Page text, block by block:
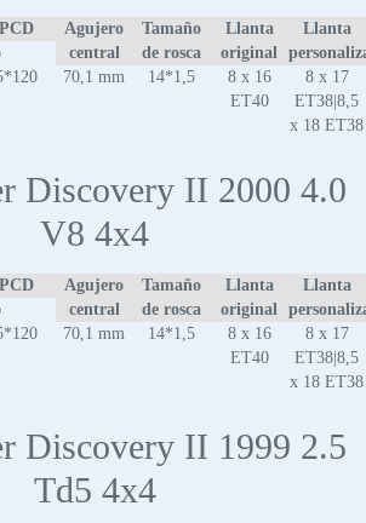
PCD
Agujero
central
Tamaño
de rosca
Llanta
original
Llanta
70,1 mm 14*1,5
8 x 16
ET40
8 x 17
ET38|8,5
x 18 ET38
Discovery II 2000 4.0
V8 4x4
PCD
Agujero
central
Tamaño
de rosca
Llanta
original
Llanta
70,1 mm 14*1,5
8 x 16
ET40
8 x 17
ET38|8,5
x 18 ET38
Discovery II 1999 2.5
Td5 4x4